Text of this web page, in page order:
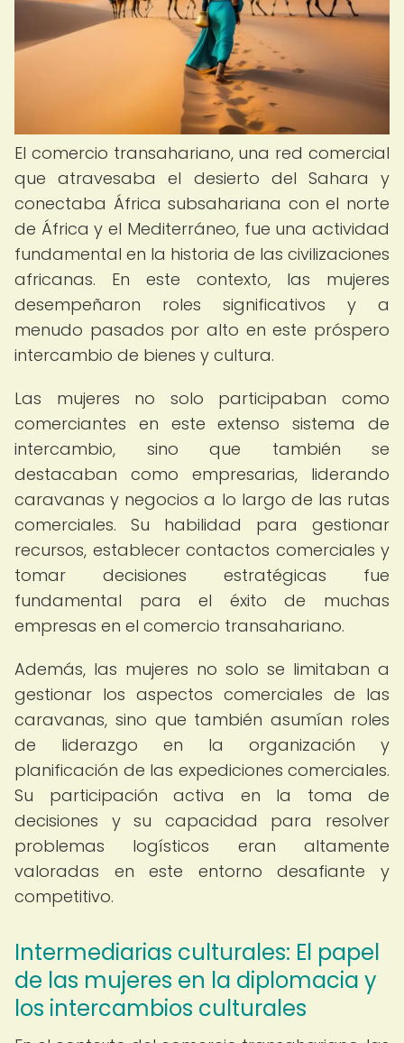
El comercio transahariano, una red comercial
que atravesaba el desierto del Sahara y
conectaba África subsahariana con el norte
de África y el Mediterráneo, fue una actividad
fundamental en la historia de las civilizaciones
africanas. En este contexto, las mujeres
desempeñaron roles significativos y a
menudo pasados por alto en este próspero
intercambio de bienes y cultura.
Las mujeres no solo participaban como
comerciantes en este extenso sistema de
intercambio, sino que también se
destacaban como empresarias, liderando
caravanas y negocios a lo largo de las rutas
comerciales. Su habilidad para gestionar
recursos, establecer contactos comerciales y
tomar decisiones estratégicas fue
fundamental para el éxito de muchas
empresas en el comercio transahariano.
Además, las mujeres no solo se limitaban a
gestionar los aspectos comerciales de las
caravanas, sino que también asumían roles
de liderazgo en la organización y
planificación de las expediciones comerciales.
Su participación activa en la toma de
decisiones y su capacidad para resolver
problemas logísticos eran altamente
valoradas en este entorno desafiante y
competitivo.
Intermediarias culturales: El papel
de las mujeres en la diplomacia y
los intercambios culturales